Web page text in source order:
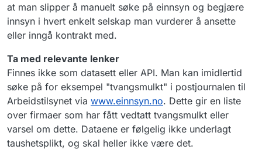
at man slipper å manuelt søke på einnsyn og begjære
innsyn i hvert enkelt selskap man vurderer å ansette
eller inngå kontrakt med.
Ta med relevante lenker
Finnes ikke som datasett eller API. Man kan imidlertid
søke på for eksempel "tvangsmulkt" i postjournalen til
Arbeidstilsynet via www.einnsyn.no. Dette gir en liste
over firmaer som har fått vedtatt tvangsmulkt eller
varsel om dette. Dataene er følgelig ikke underlagt
taushetsplikt, og skal heller ikke være det.